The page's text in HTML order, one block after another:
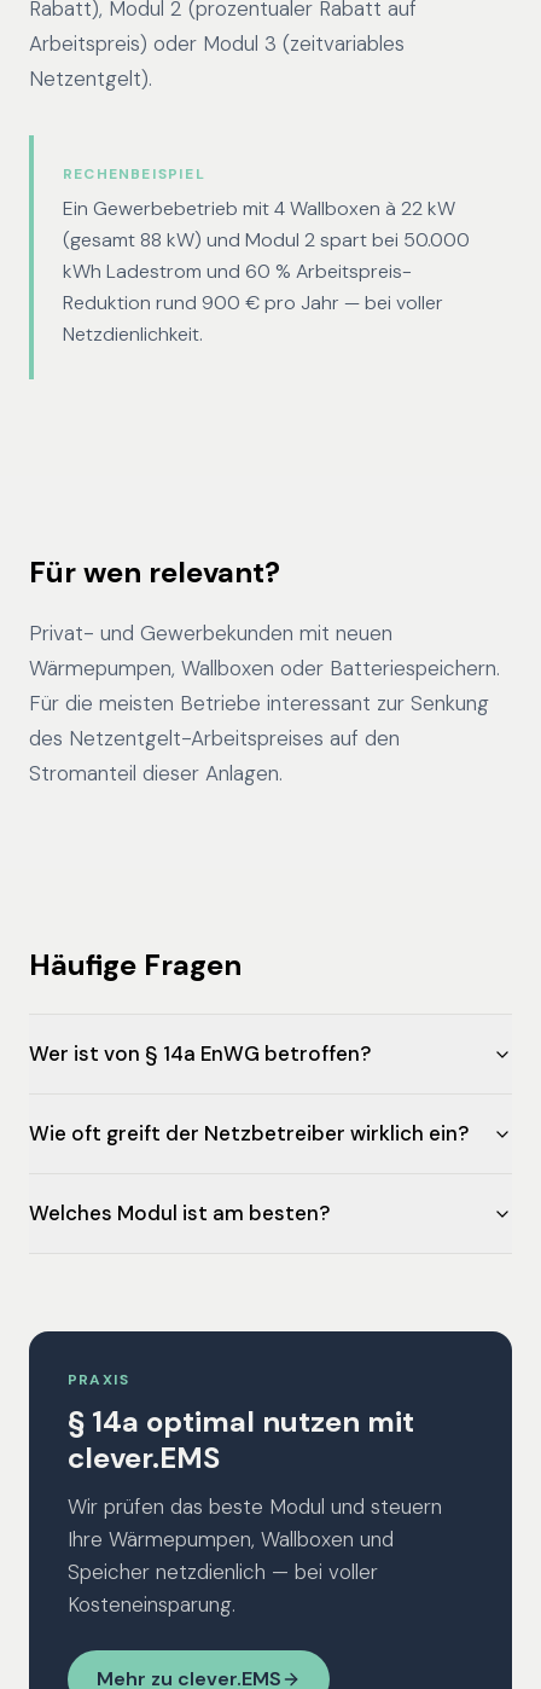
Rabatt), Modul 2 (prozentualer Rabatt auf
Arbeitspreis) oder Modul 3 (zeitvariables
Netzentgelt).
RECHENBEISPIEL
Ein Gewerbebetrieb mit 4 Wallboxen à 22 kW
(gesamt 88 kW) und Modul 2 spart bei 50.000
kWh Ladestrom und 60 % Arbeitspreis-
Reduktion rund 900 € pro Jahr — bei voller
Netzdienlichkeit.
Für wen relevant?
Privat- und Gewerbekunden mit neuen
Wärmepumpen, Wallboxen oder Batteriespeichern.
Für die meisten Betriebe interessant zur Senkung
des Netzentgelt-Arbeitspreises auf den
Stromanteil dieser Anlagen.
Häufige Fragen
Wer ist von § 14a EnWG betroffen?
Wie oft greift der Netzbetreiber wirklich ein?
Welches Modul ist am besten?
PRAXIS
§ 14a optimal nutzen mit
clever.EMS
Wir prüfen das beste Modul und steuern
Ihre Wärmepumpen, Wallboxen und
Speicher netzdienlich — bei voller
Kosteneinsparung.
Mehr zu clever.EMS